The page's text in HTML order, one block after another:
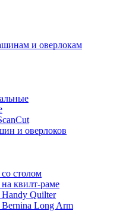
и оверлокам
и оверлоков
столом
квилт-раме
Quilter
Long Arm